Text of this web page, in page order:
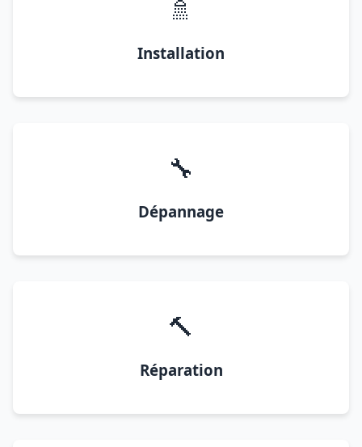
🚿
Installation
🔧
Dépannage
🔨
Réparation